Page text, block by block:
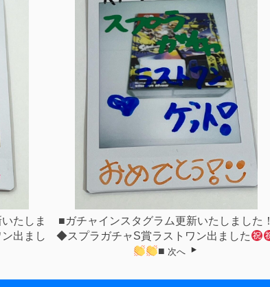
たしま
出まし
■ガチャインスタグラム更新いたしました！
◆スプラガチャS賞ラストワン出ました
■ 次へ